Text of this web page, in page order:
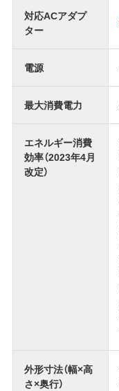
対応ACアダプ
ター
電源
最大消費電力
エネルギー消費
効率（2023年4月
改定）
外形寸法（幅×高
さ×奥行）